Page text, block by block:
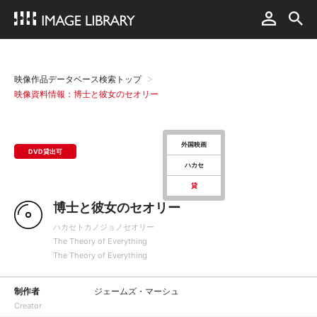
映像作品データベース検索トップ
映像資料情報：博士と彼女のセオリー
DVD貸出可
外国映画
ハカセ
貸
博士と彼女のセオリー
ハカセトカノジョノセオリー
The Theory of Everything
The Theory of Everything
制作者
Creator
ジェームズ・マーシュ